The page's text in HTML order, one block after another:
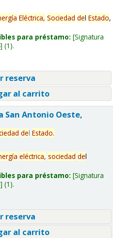
Eléctrica, Sociedad del Estado,
para préstamo: Signatura
(1).
reserva
al carrito
Antonio Oeste,
del Estado.
eléctrica, sociedad del
para préstamo: Signatura
(1).
reserva
al carrito